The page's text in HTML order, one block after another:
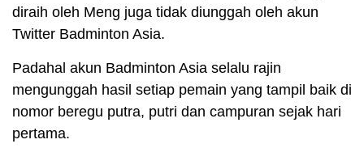
diraih oleh Meng juga tidak diunggah oleh akun
Twitter Badminton Asia.
Padahal akun Badminton Asia selalu rajin
mengunggah hasil setiap pemain yang tampil baik di
nomor beregu putra, putri dan campuran sejak hari
pertama.